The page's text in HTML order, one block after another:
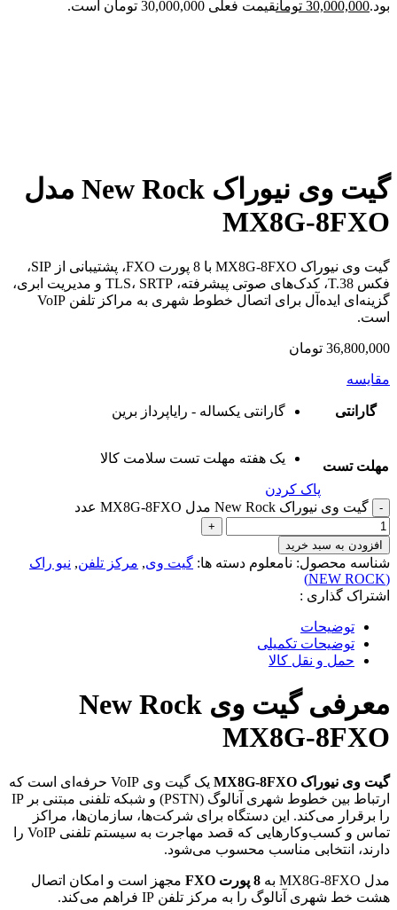
بود.30,000,000 تومانقیمت فعلی 30,000,000 تومان است.
گیت وی نیوراک New Rock مدل
MX8G-8FXO
گیت وی نیوراک MX8G-8FXO با 8 پورت FXO، پشتیبانی از SIP،
فکس T.38، کدک‌های صوتی پیشرفته، TLS، SRTP و مدیریت ابری،
گزینه‌ای ایده‌آل برای اتصال خطوط شهری به مراکز تلفن VoIP
است.
36,800,000 تومان
مقایسه
گارانتی گارانتی یکساله - رایاپرداز برین
مهلت تست
یک هفته مهلت تست سلامت کالا
پاک کردن
گیت وی نیوراک New Rock مدل MX8G-8FXO عدد
افزودن به سبد خرید
شناسه محصول: نامعلوم دسته ها: گیت وی, مرکز تلفن, نیو راک
(NEW ROCK)
اشتراک گذاری :
توضیحات
توضیحات تکمیلی
حمل و نقل کالا
معرفی گیت وی New Rock
MX8G-8FXO
گیت وی نیوراک MX8G-8FXO
یک گیت وی VoIP حرفه‌ای است که
ارتباط بین خطوط شهری آنالوگ (PSTN) و شبکه تلفنی مبتنی بر IP
را برقرار می‌کند. این دستگاه برای شرکت‌ها، سازمان‌ها، مراکز
تماس و کسب‌وکارهایی که قصد مهاجرت به سیستم تلفنی VoIP را
دارند، انتخابی مناسب محسوب می‌شود.
مدل MX8G-8FXO به 8 پورت FXO
مجهز است و امکان اتصال
هشت خط شهری آنالوگ را به مرکز تلفن IP فراهم می‌کند.